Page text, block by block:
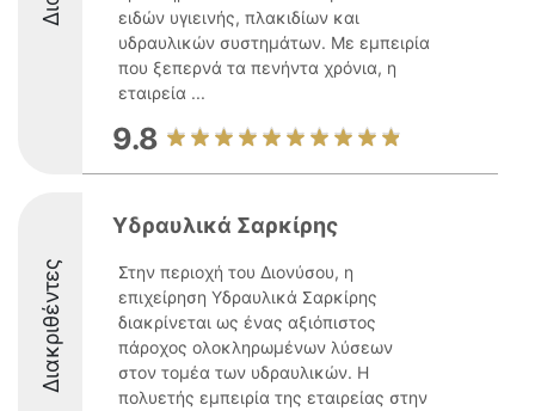
ειδών υγιεινής, πλακιδίων και
υδραυλικών συστημάτων. Με εμπειρία
που ξεπερνά τα πενήντα χρόνια, η
εταιρεία ...
9.8
Διακριθέντες
Υδραυλικά Σαρκίρης
Στην περιοχή του Διονύσου, η
επιχείρηση Υδραυλικά Σαρκίρης
διακρίνεται ως ένας αξιόπιστος
πάροχος ολοκληρωμένων λύσεων
στον τομέα των υδραυλικών. Η
πολυετής εμπειρία της εταιρείας στην